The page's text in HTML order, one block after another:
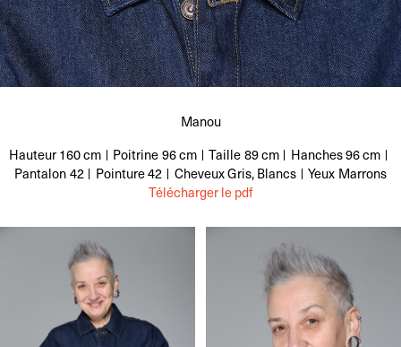
Manou
Hauteur 160 cm Poitrine96 cm Taille89 cm Hanches96 cm
Pantalon42 Pointure42 CheveuxGris, Blancs Yeux Marrons
Télécharger le pdf